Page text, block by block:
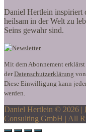
Daniel Hertlein inspiriert
heilsam in der Welt zu
Seins gewahr sind.
Mit dem Abonnement
derDatenschutzerklärung von
Diese Einwilligung kann
werden.
Daniel Hertlein © 2026 |
Consulting GmbH | All